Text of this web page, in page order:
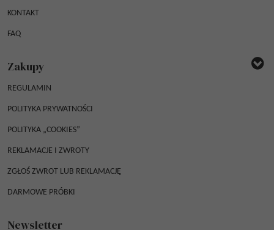
KONTAKT
FAQ
Zakupy
REGULAMIN
POLITYKA PRYWATNOŚCI
POLITYKA „COOKIES”
REKLAMACJE I ZWROTY
ZGŁOŚ ZWROT LUB REKLAMACJĘ
DARMOWE PRÓBKI
Newsletter